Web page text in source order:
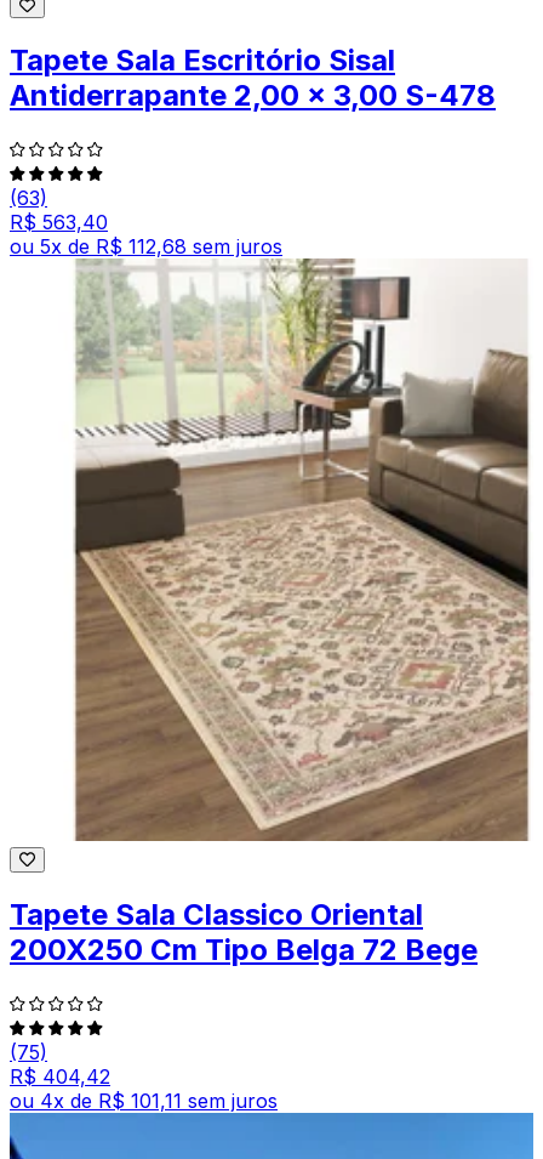
Tapete Sala Escritório Sisal
Antiderrapante 2,00 x 3,00 S-478
(63)
R$ 563,40
ou 5x de R$ 112,68 sem juros
Tapete Sala Classico Oriental
200X250 Cm Tipo Belga 72 Bege
(75)
R$ 404,42
ou 4x de R$ 101,11 sem juros